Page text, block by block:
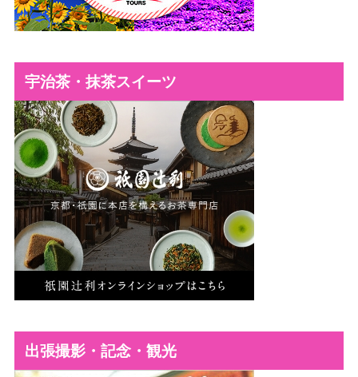
宇治茶・抹茶スイーツ
出張撮影・記念・観光